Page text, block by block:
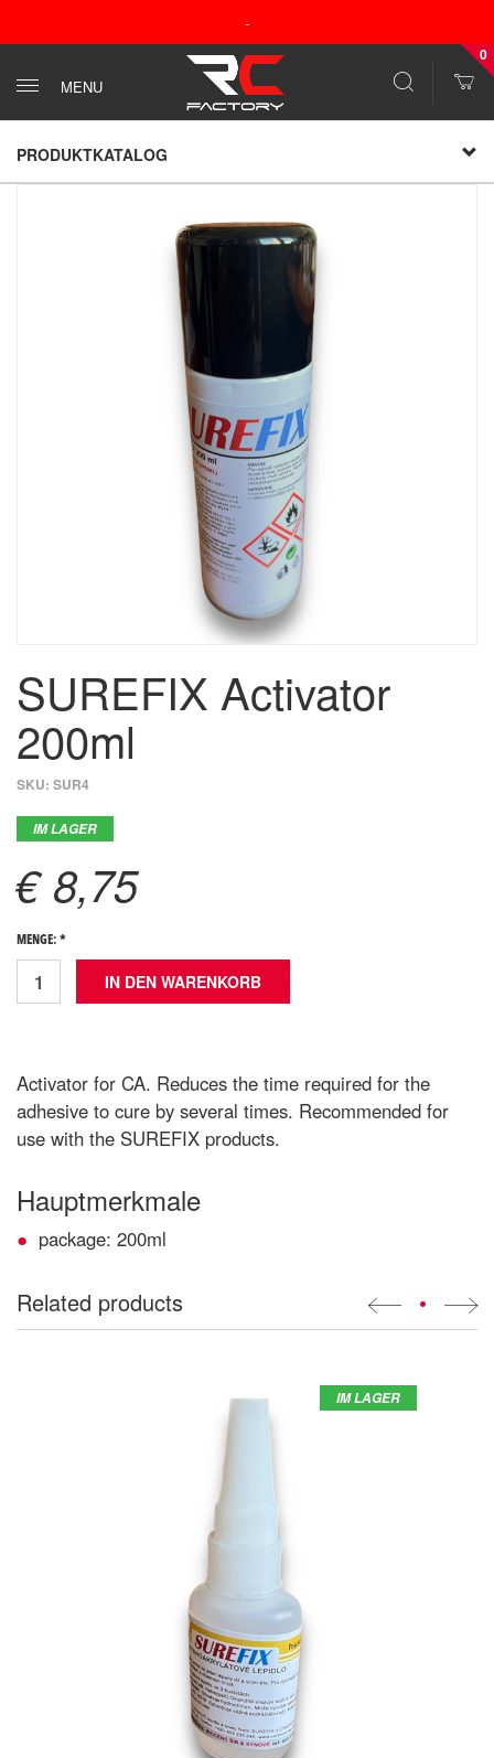
-
MENU
0
PRODUKTKATALOG
SUREFIX Activator
200ml
SKU: SUR4
IM LAGER
€ 8,75
MENGE: *
Activator for CA. Reduces the time required for the
adhesive to cure by several times. Recommended for
use with the SUREFIX products.
Hauptmerkmale
package: 200ml
Related products •
IM LAGER